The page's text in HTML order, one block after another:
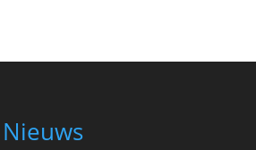
Nieuws